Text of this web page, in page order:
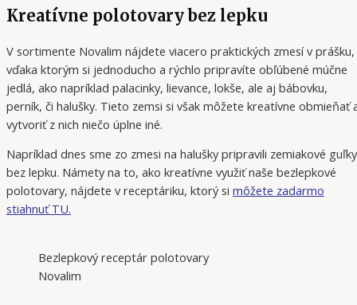
Kreatívne polotovary bez lepku
V sortimente Novalim nájdete viacero praktických zmesí v prášku,
vďaka ktorým si jednoducho a rýchlo pripravíte obľúbené múčne
jedlá, ako napríklad palacinky, lievance, lokše, ale aj bábovku,
perník, či halušky. Tieto zemsi si však môžete kreatívne obmieňať
vytvoriť z nich niečo úplne iné.
Napríklad dnes sme zo zmesi na halušky pripravili zemiakové guľky
bez lepku. Námety na to, ako kreatívne využiť naše bezlepkové
polotovary, nájdete v receptáriku, ktorý si môžete zadarmo
stiahnuť TU.
Bezlepkový receptár polotovary
Novalim